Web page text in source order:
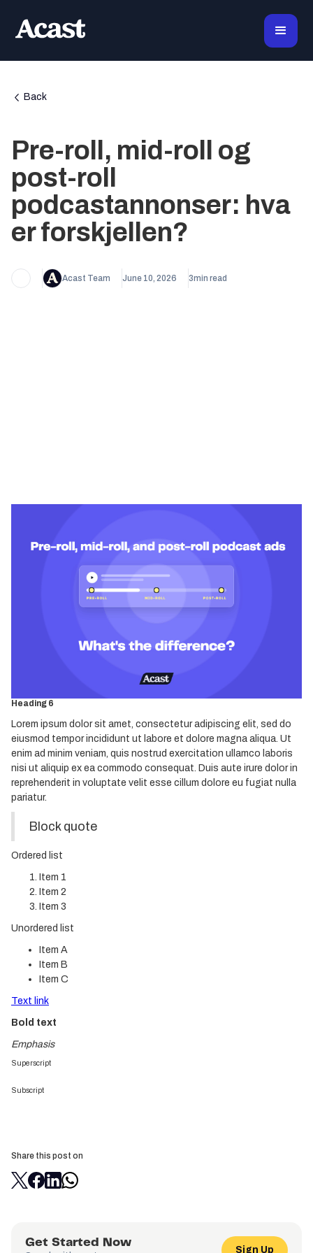
Back
Pre-roll, mid-roll og
post-roll
podcastannonser: hva
er forskjellen?
Acast Team June 10, 2026 3min read
Heading 1
Heading 2
Heading 3
Heading 6
Lorem ipsum dolor sit amet, consectetur adipiscing elit, sed do
eiusmod tempor incididunt ut labore et dolore magna aliqua. Ut
enim ad minim veniam, quis nostrud exercitation ullamco laboris
nisi ut aliquip ex ea commodo consequat. Duis aute irure dolor in
reprehenderit in voluptate velit esse cillum dolore eu fugiat nulla
pariatur.
Block quote
Ordered list
Item 1
Item 2
Item 3
Unordered list
Item A
Item B
Item C
Text link
Bold text
Emphasis
Superscript
Subscript
Share this post on
Get Started Now
Sign Up